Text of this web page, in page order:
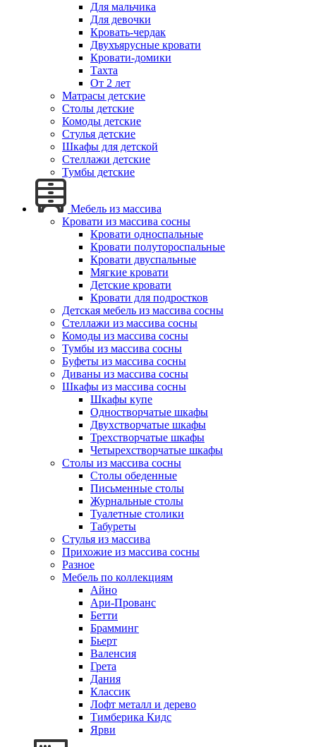
Для мальчика
Для девочки
Кровать-чердак
Двухъярусные кровати
Кровати-домики
Тахта
От 2 лет
Матрасы детские
Столы детские
Комоды детские
Стулья детские
Шкафы для детской
Стеллажи детские
Тумбы детские
Мебель из массива
Кровати из массива сосны
Кровати односпальные
Кровати полутороспальные
Кровати двуспальные
Мягкие кровати
Детские кровати
Кровати для подростков
Детская мебель из массива сосны
Стеллажи из массива сосны
Комоды из массива сосны
Тумбы из массива сосны
Буфеты из массива сосны
Диваны из массива сосны
Шкафы из массива сосны
Шкафы купе
Одностворчатые шкафы
Двухстворчатые шкафы
Трехстворчатые шкафы
Четырехстворчатые шкафы
Столы из массива сосны
Столы обеденные
Письменные столы
Журнальные столы
Туалетные столики
Табуреты
Стулья из массива
Прихожие из массива сосны
Разное
Мебель по коллекциям
Айно
Ари-Прованс
Бетти
Брамминг
Бьерт
Валенсия
Грета
Дания
Классик
Лофт металл и дерево
Тимберика Кидс
Ярви